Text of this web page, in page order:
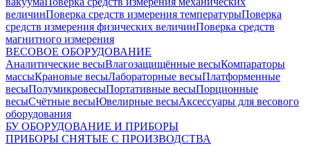
величинПоверка средств измерения температурыПоверка
средств измерения физических величинПоверка средств
магнитного измерения
ВЕСОВОЕ ОБОРУДОВАНИЕ
Аналитические весыВлагозащищённые весыКомпараторы
массыКрановые весыЛабораторные весыПлатформенные
весыПолумикровесыПортативные весыПорционные
весыСчётные весыЮвелирные весыАксессуары для весового
оборудования
БУ ОБОРУДОВАНИЕ И ПРИБОРЫ
ПРИБОРЫ СНЯТЫЕ С ПРОИЗВОДСТВА